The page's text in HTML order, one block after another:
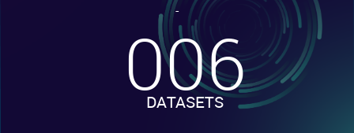
-
006
DATASETS